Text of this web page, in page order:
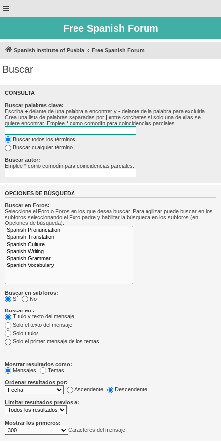
Free Spanish Forum
Spanish Institute of Puebla Free Spanish Forum
Buscar
CONSULTA
Buscar palabras clave:
Escriba + delante de una palabra a encontrar y - delante de la palabra para excluirla.
Crea una lista de palabras separadas por | entre corchetes si solo una de ellas se
quiere encontrar. Emplee * como comodín para coincidencias parciales.
Buscar todos los términos
Buscar cualquier término
Buscar autor:
Emplee * como comodín para coincidencias parciales.
OPCIONES DE BÚSQUEDA
Buscar en Foros:
Seleccione el Foro o Foros en los que desea buscar. Para agilizar puede buscar en los
subforos seleccionando el Foro padre y habilitar la búsqueda en los subforos (en
Opciones de búsqueda).
Buscar en subforos:
Sí
No
Buscar en :
Título y texto del mensaje
Solo el texto del mensaje
Solo títulos
Solo el primer mensaje de los temas
Mostrar resultados como:
Mensajes
Temas
Ordenar resultados por:
Ascendente
Descendente
Limitar resultados previos a:
Mostrar los primeros:
Caracteres del mensaje